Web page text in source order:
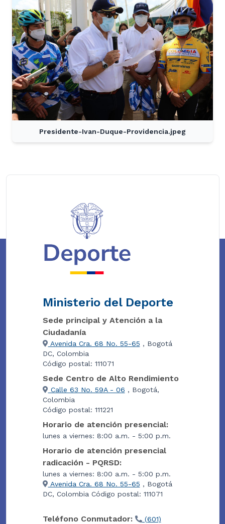
Presidente-Ivan-Duque-Providencia.jpeg
Ministerio del Deporte
Sede principal y Atención a la
Ciudadanía
Avenida Cra. 68 No. 55-65 , Bogotá
DC, Colombia
Código postal: 111071
Sede Centro de Alto Rendimiento
Calle 63 No. 59A - 06 , Bogotá,
Colombia
Código postal: 111221
Horario de atención presencial:
lunes a viernes: 8:00 a.m. - 5:00 p.m.
Horario de atención presencial
radicación - PQRSD:
lunes a viernes: 8:00 a.m. - 5:00 p.m.
Avenida Cra. 68 No. 55-65 , Bogotá
DC, Colombia Código postal: 111071
Teléfono Conmutador:
(601)